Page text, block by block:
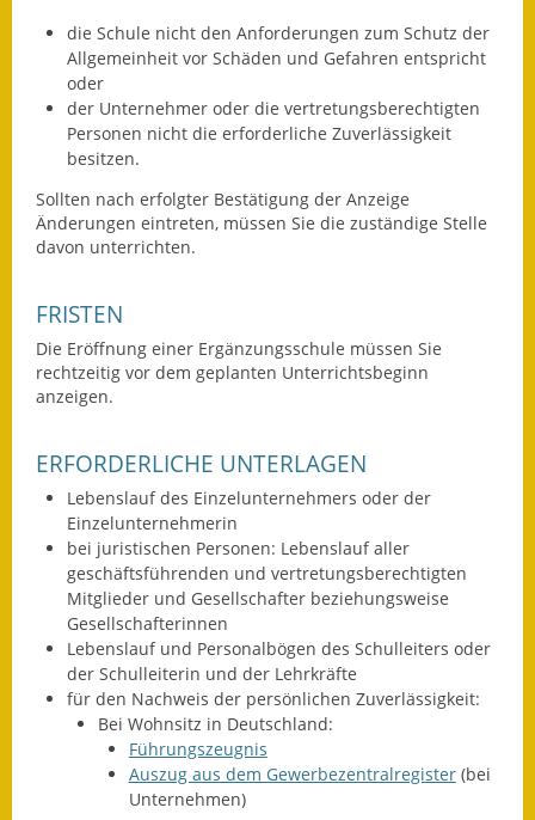
Eröffnungsbilanz
Abwassergebühr
Grundsteuerreform
Haushaltspläne
Heiraten in Notzingen
Notruftafel
Wahlen
Leben
Bauen und Wohnen
Baugebiete & Bauplätze
die Schule nicht den Anforderungen zum Schutz der
Allgemeinheit vor Schäden und Gefahren entspricht
oder
der Unternehmer oder die vertretungsberechtigten
Personen nicht die erforderliche Zuverlässigkeit
besitzen.
Sollten nach erfolgter Bestätigung der Anzeige
Änderungen eintreten, müssen Sie die zuständige Stelle
davon unterrichten.
FRISTEN
Die Eröffnung einer Ergänzungsschule müssen Sie
rechtzeitig vor dem geplanten Unterrichtsbeginn
anzeigen.
ERFORDERLICHE UNTERLAGEN
Lebenslauf des Einzelunternehmers oder der
Einzelunternehmerin
bei juristischen Personen: Lebenslauf aller
geschäftsführenden und vertretungsberechtigten
Mitglieder und Gesellschafter beziehungsweise
Gesellschafterinnen
Lebenslauf und Personalbögen des Schulleiters oder
der Schulleiterin und der Lehrkräfte
für den Nachweis der persönlichen Zuverlässigkeit:
Bei Wohnsitz in Deutschland:
Führungszeugnis
Auszug aus dem Gewerbezentralregister(bei
Unternehmen)